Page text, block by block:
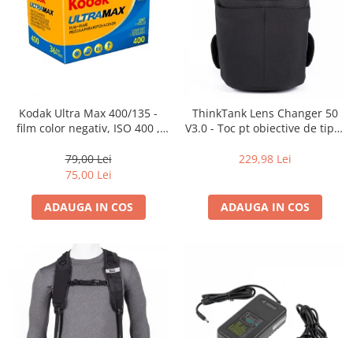
Blende
Umbrele
Corturi si mese pt. fotografia de
Huse si genti pentru studio
Suruburi si piulite, adaptoare de
Calibrare expunere
Cartuse si cerneluri
Imprimante
Scannere Documente
Hartie foto
Kodak Ultra Max 400/135 -
film color negativ, ISO 400 ,
79,00 Lei
75,00 Lei
ADAUGA IN COS
ThinkTank Lens Changer 50
V3.0 - Toc pt obiective de tipul
229,98 Lei
ADAUGA IN COS